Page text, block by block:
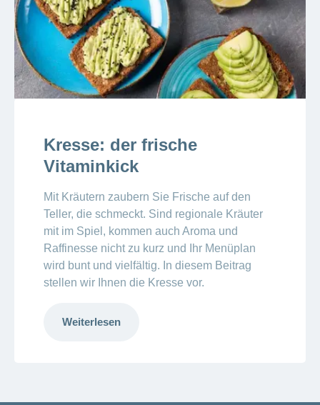
Kresse: der frische
Vitaminkick
Mit Kräutern zaubern Sie Frische auf den
Teller, die schmeckt. Sind regionale Kräuter
mit im Spiel, kommen auch Aroma und
Raffinesse nicht zu kurz und Ihr Menüplan
wird bunt und vielfältig. In diesem Beitrag
stellen wir Ihnen die Kresse vor.
Weiterlesen